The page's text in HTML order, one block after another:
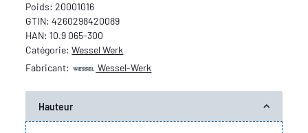
Poids:20001016
GTIN: 4260298420089
HAN: 10.9 065-300
Catégorie:Wessel Werk
Fabricant:
Wessel-Werk
Hauteur